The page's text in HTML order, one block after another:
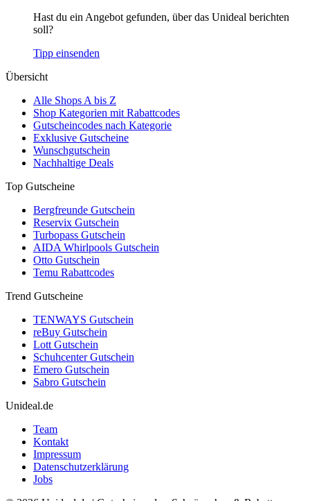
Hast du ein Angebot gefunden, über das Unideal berichten
soll?
Tipp einsenden
Übersicht
Alle Shops A bis Z
Shop Kategorien mit Rabattcodes
Gutscheincodes nach Kategorie
Exklusive Gutscheine
Wunschgutschein
Nachhaltige Deals
Top Gutscheine
Bergfreunde Gutschein
Reservix Gutschein
Turbopass Gutschein
AIDA Whirlpools Gutschein
Otto Gutschein
Temu Rabattcodes
Trend Gutscheine
TENWAYS Gutschein
reBuy Gutschein
Lott Gutschein
Schuhcenter Gutschein
Emero Gutschein
Sabro Gutschein
Unideal.de
Team
Kontakt
Impressum
Datenschutzerklärung
Jobs